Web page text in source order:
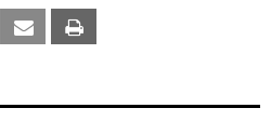
Xing Email